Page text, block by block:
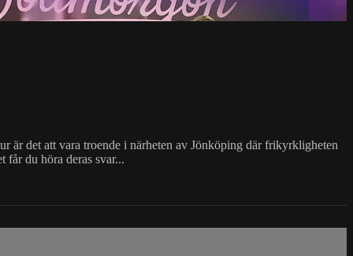
är det att vara troende i närheten av Jönköping där frikyrkligheten
du höra deras svar...